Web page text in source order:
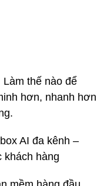
thế nào để
hơn, nhanh hơn
AI đa kênh –
khách hàng